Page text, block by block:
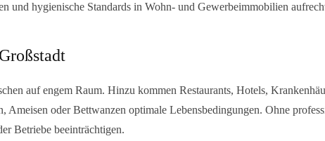
und hygienische Standards in Wohn- und Gewerbeimmobilien
auf engem Raum. Hinzu kommen Restaurants, Hotels,
Ameisen oder Bettwanzen optimale Lebensbedingungen. Ohne
Betriebe beeinträchtigen.